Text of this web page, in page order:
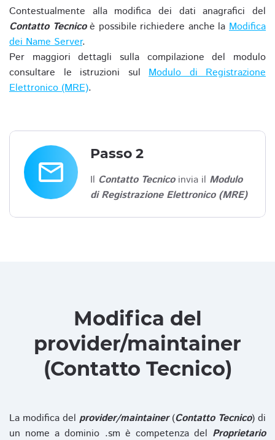
Contestualmente alla modifica dei dati anagrafici del
Contatto Tecnicoè possibile richiedere anche laModifica
dei Name Server.
Per maggiori dettagli sulla compilazione del modulo
consultare le istruzioni sul Modulo di Registrazione
Elettronico (MRE).
email
Passo 2
Il Contatto Tecnicoinvia il Modulo
di Registrazione Elettronico (MRE)
Modifica del
provider/maintainer
(Contatto Tecnico)
La modifica del provider/maintainer(Contatto Tecnico) di
un nome a dominio .sm è competenza del Proprietario